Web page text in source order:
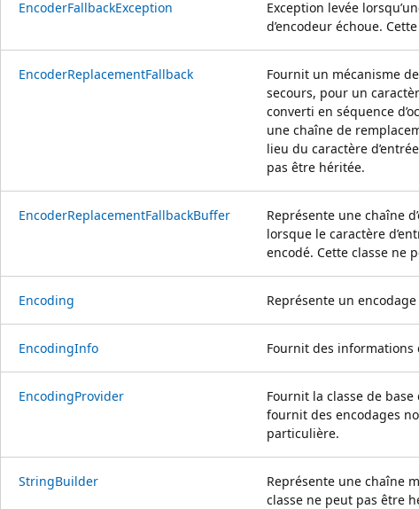
EncoderFallbackException
Exception levée
d’encodeur échoue.
EncoderReplacementFallback
Fournit un mécanisme
secours, pour un
converti en séquence
une chaîne de
lieu du caractère
pas être héritée.
EncoderReplacementFallbackBuffer
Représente une chaîne
lorsque le caractère
encodé. Cette classe ne
Encoding Représente un
EncodingInfo Fournit des informations
EncodingProvider
Fournit la classe de base
fournit des encodages
particulière.
StringBuilder
Représente une chaîne
classe ne peut pas être